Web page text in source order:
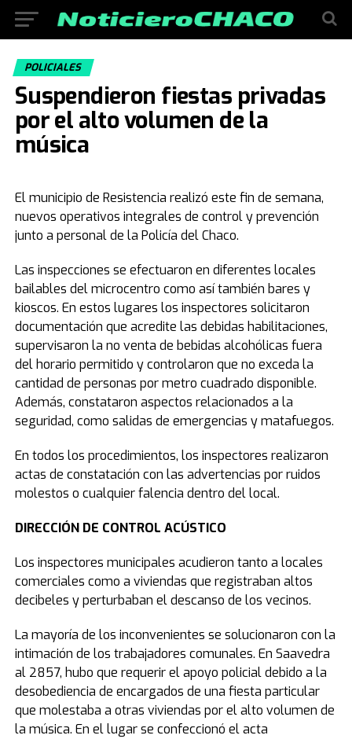
POLICIALES
Suspendieron fiestas privadas
por el alto volumen de la
música
El municipio de Resistencia realizó este fin de semana,
nuevos operativos integrales de control y prevención
junto a personal de la Policía del Chaco.
Las inspecciones se efectuaron en diferentes locales
bailables del microcentro como así también bares y
kioscos. En estos lugares los inspectores solicitaron
documentación que acredite las debidas habilitaciones,
supervisaron la no venta de bebidas alcohólicas fuera
del horario permitido y controlaron que no exceda la
cantidad de personas por metro cuadrado disponible.
Además, constataron aspectos relacionados a la
seguridad, como salidas de emergencias y matafuegos.
En todos los procedimientos, los inspectores realizaron
actas de constatación con las advertencias por ruidos
molestos o cualquier falencia dentro del local.
DIRECCIÓN DE CONTROL ACÚSTICO
Los inspectores municipales acudieron tanto a locales
comerciales como a viviendas que registraban altos
decibeles y perturbaban el descanso de los vecinos.
La mayoría de los inconvenientes se solucionaron con la
intimación de los trabajadores comunales. En Saavedra
al 2857, hubo que requerir el apoyo policial debido a la
desobediencia de encargados de una fiesta particular
que molestaba a otras viviendas por el alto volumen de
la música. En el lugar se confeccionó el acta